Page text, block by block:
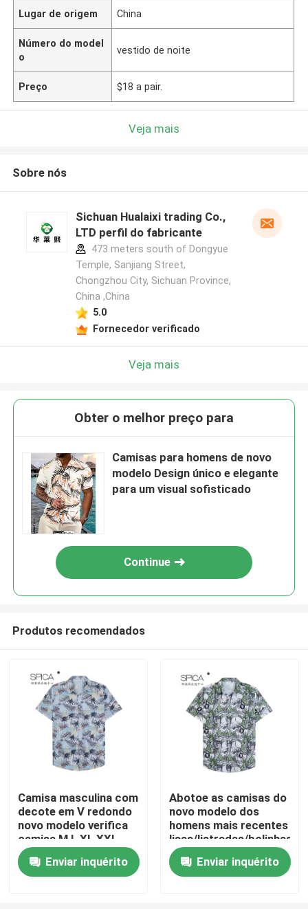
Casa
Produtos
Lugar de origem China
Número do model
o
vestido de noite
Preço $18 a pair.
Veja mais
Sobre nós
Sichuan Hualaixi trading Co.,
LTD perfil do fabricante
473 meters south of Dongyue
Temple, Sanjiang Street,
Chongzhou City, Sichuan Province,
China ,China
5.0
Fornecedor verificado
Veja mais
Obter o melhor preço para
Camisas para homens de novo
modelo Design único e elegante
para um visual sofisticado
Continue
Produtos recomendados
Camisa masculina com
decote em V redondo
novo modelo verifica
camisa M L XL XXL
Enviar inquérito
Abotoe as camisas do
novo modelo dos
homens mais recentes
lisas/listradas/bolinhas
Enviar inquérito